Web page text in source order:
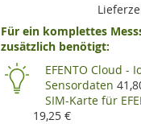
Für ein komplettes
zusätzlich benötigt:
EFENTO Cloud -
Sensordaten
SIM-Karte für
19,25 €